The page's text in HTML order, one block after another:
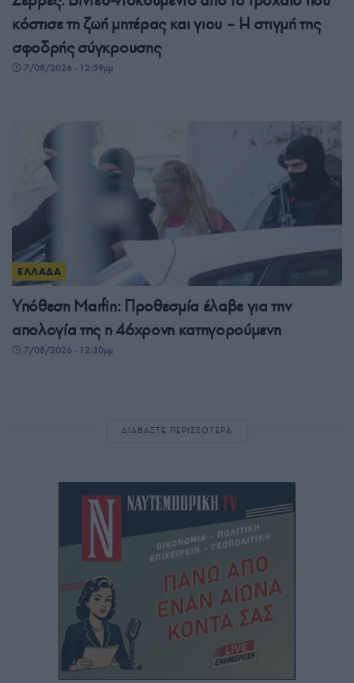
κόστισε τη ζωή μητέρας και γιου – Η στιγμή της
σφοδρής σύγκρουσης
7/08/2026 - 12:59μμ
ΕΛΛΑΔΑ
Υπόθεση Marfin: Προθεσμία έλαβε για την
απολογία της η 46χρονη κατηγορούμενη
7/08/2026 - 12:30μμ
ΔΙΑΒΑΣΤΕ ΠΕΡΙΣΣΟΤΕΡΑ